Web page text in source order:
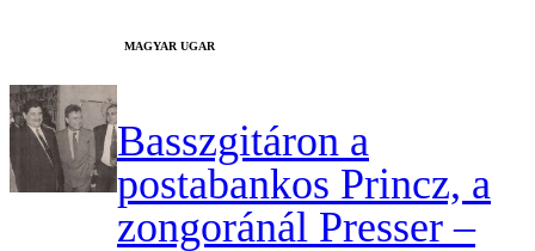
MAGYAR UGAR
Basszgitáron a
postabankos Princz, a
zongoránál Presser –